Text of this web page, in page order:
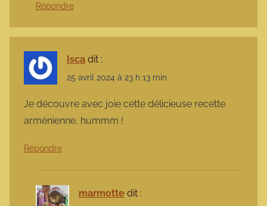
Répondre
Isca dit :
25 avril 2024 à 23 h 13 min
Je découvre avec joie cette délicieuse recette
arménienne, hummm !
Répondre
marmotte dit :